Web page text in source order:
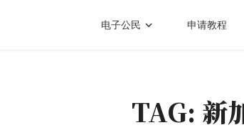
电子公民 申请教程
TAG: 新